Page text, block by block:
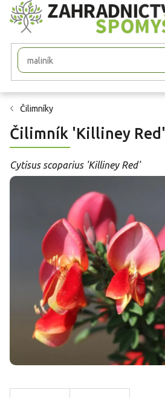
Přejít
na
obsah
Čilimníky
Čilimník 'Killiney Red'
Cytisus scoparius 'Killiney Red'